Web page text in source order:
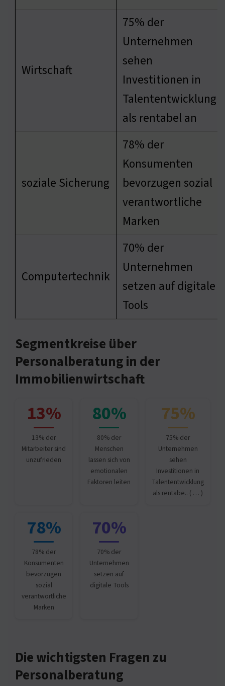
Wirtschaft
75% der
Unternehmen
sehen
Investitionen in
Talententwicklung
als rentabel an
soziale Sicherung
78% der
Konsumenten
bevorzugen sozial
verantwortliche
Marken
Computertechnik
70% der
Unternehmen
setzen auf digitale
Tools
Segmentkreise über
Personalberatung in der
Immobilienwirtschaft
13%
13% der
Mitarbeiter sind
unzufrieden
80%
80% der
Menschen
lassen sich von
emotionalen
Faktoren leiten
75%
75% der
Unternehmen
sehen
Investitionen in
Talententwicklung
als rentabe.. ( … )
78%
78% der
Konsumenten
bevorzugen
sozial
verantwortliche
Marken
70%
70% der
Unternehmen
setzen auf
digitale Tools
Die wichtigsten Fragen zu
Personalberatung